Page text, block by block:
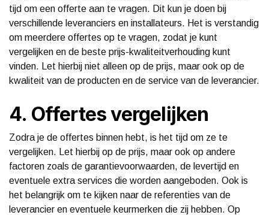
tijd om een offerte aan te vragen. Dit kun je doen bij
verschillende leveranciers en installateurs. Het is verstandig
om meerdere offertes op te vragen, zodat je kunt
vergelijken en de beste prijs-kwaliteitverhouding kunt
vinden. Let hierbij niet alleen op de prijs, maar ook op de
kwaliteit van de producten en de service van de leverancier.
4. Offertes vergelijken
Zodra je de offertes binnen hebt, is het tijd om ze te
vergelijken. Let hierbij op de prijs, maar ook op andere
factoren zoals de garantievoorwaarden, de levertijd en
eventuele extra services die worden aangeboden. Ook is
het belangrijk om te kijken naar de referenties van de
leverancier en eventuele keurmerken die zij hebben. Op